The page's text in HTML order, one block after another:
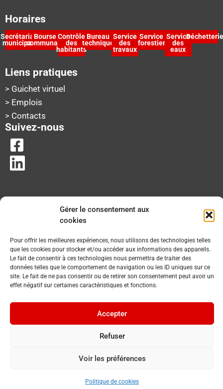
Gérer le consentement aux
cookies
Pour offrir les meilleures expériences, nous utilisons des technologies telles
que les cookies pour stocker et/ou accéder aux informations des appareils.
Le fait de consentir à ces technologies nous permettra de traiter des
données telles que le comportement de navigation ou les ID uniques sur ce
site. Le fait de ne pas consentir ou de retirer son consentement peut avoir un
effet négatif sur certaines caractéristiques et fonctions.
Accepter
Refuser
Voir les préférences
Politique de cookies
Horaires
Secrétariat
municipal
Bourse
communale
Contrôle
des
habitants
Bureau
technique
Service
des
travaux
Service
forestier
Service
des
eaux
Déchetterie
Liens pratiques
> Guichet virtuel
> Emplois
> Contacts
Suivez-nous